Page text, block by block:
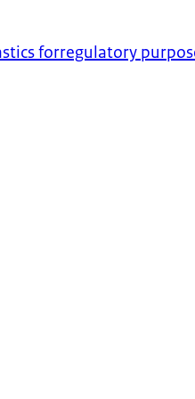
forregulatory